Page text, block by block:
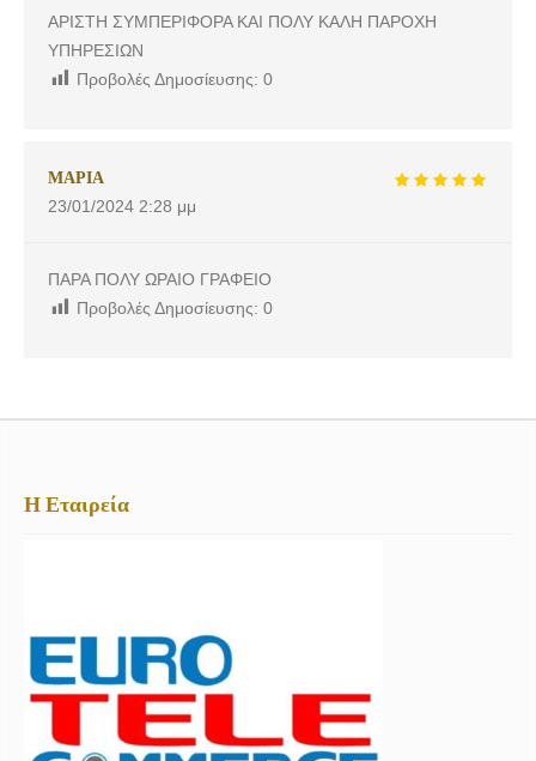
ΑΡΙΣΤΗ ΣΥΜΠΕΡΙΦΟΡΑ ΚΑΙ ΠΟΛΥ ΚΑΛΗ ΠΑΡΟΧΗ
ΥΠΗΡΕΣΙΩΝ
Προβολές Δημοσίευσης: 0
ΜΑΡΙΑ
23/01/2024 2:28 μμ
ΠΑΡΑ ΠΟΛΥ ΩΡΑΙΟ ΓΡΑΦΕΙΟ
Προβολές Δημοσίευσης: 0
Η Εταιρεία